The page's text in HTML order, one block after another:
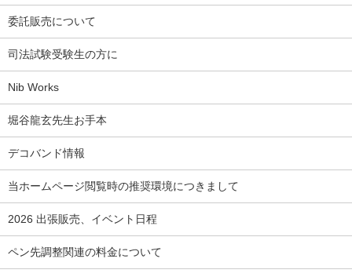
委託販売について
司法試験受験生の方に
Nib Works
堀谷龍玄先生お手本
デコバンド情報
当ホームページ閲覧時の推奨環境につきまして
2026 出張販売、イベント日程
ペン先調整関連の料金について